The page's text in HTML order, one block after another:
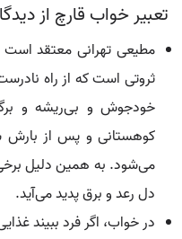
تعبیر خواب قارچ از
مطیعی تهرانی معتقد است
ثروتی است که از راه
خودجوش و بی‌ریشه و
کوهستانی و پس از بارش
می‌شود. به همین دلیل برخی
دل رعد و برق پدید می‌آید.
در خواب، اگر فرد ببیند